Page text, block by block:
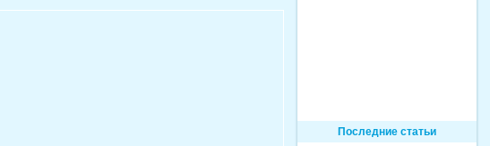
Последние статьи